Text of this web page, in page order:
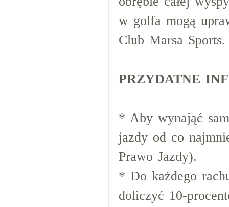
w golfa mogą
Club Marsa Sports.
PRZYDATNE
* Aby wynająć
jazdy od co
Prawo Jazdy).
* Do każdego
doliczyć 10-